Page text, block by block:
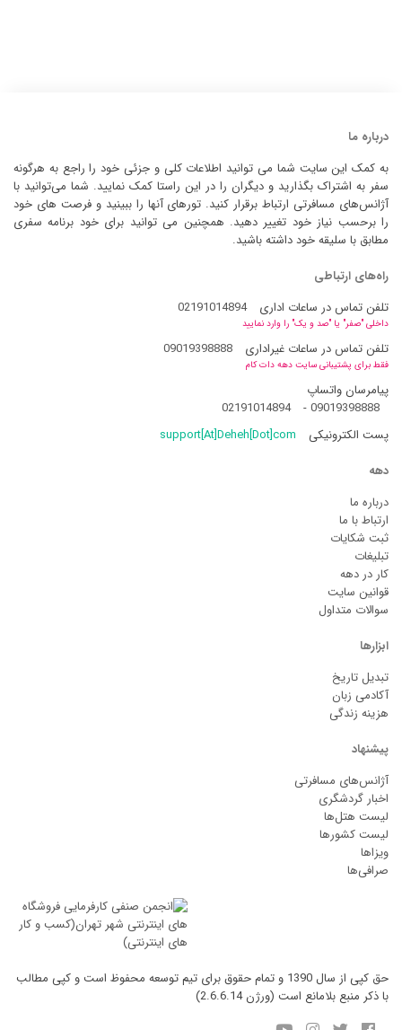
درباره ما
به کمک این سایت شما می توانید اطلاعات کلی و جزئی خود را راجع به هرگونه
سفر به اشتراک بگذارید و دیگران را در این راستا کمک نمایید. شما می‌توانید با
آژانس‌های مسافرتی ارتباط برقرار کنید. تورهای آنها را ببینید و فرصت های خود
را برحسب نیاز خود تغییر دهید. همچنین می توانید برای خود برنامه سفری
مطابق با سلیقه خود داشته باشید.
راه‌های ارتباطی
تلفن تماس در ساعات اداری
02191014894
داخلی "صفر" یا "صد و یک" را وارد نمایید
تلفن تماس در ساعات غیراداری 09019398888
فقط برای پشتیبانی سایت دهه دات کام
پیامرسان واتساپ
09019398888
-
02191014894
پست الکترونیکی
support[At]Deheh[Dot]com
دهه
درباره ما
ارتباط با ما
ثبت شکایات
تبلیغات
کار در دهه
قوانین سایت
سوالات متداول
ابزارها
تبدیل تاریخ
آکادمی زبان
هزینه زندگی
پیشنهاد
آژانس‌های مسافرتی
اخبار گردشگری
لیست هتل‌ها
لیست کشورها
ویزاها
صرافی‌ها
حق کپی از سال 1390 و تمام حقوق برای تیم توسعه محفوظ است و کپی مطالب
با ذکر منبع بلامانع است (ورژن 2.6.6.14)